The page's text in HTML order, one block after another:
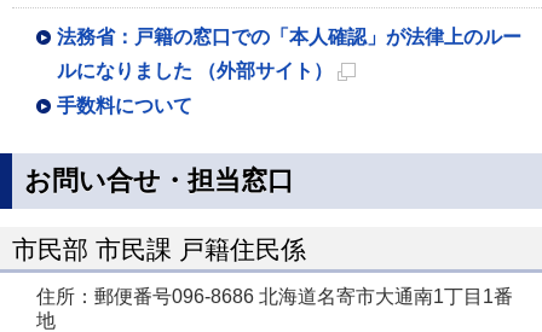
法務省：戸籍の窓口での「本人確認」が法律上のルー
ルになりました （外部サイト）
で
開
手数料について
お問い合せ・担当窓口
市民部 市民課 戸籍住民係
住所：郵便番号096-8686 北海道名寄市大通南1丁目1番
地